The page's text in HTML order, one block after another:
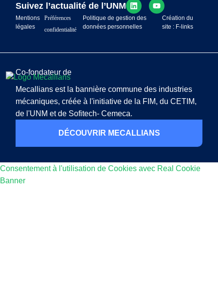
Suivez l’actualité de l’UNM
Mentions
légales
Préférences
confidentialité
Politique de gestion des
données personnelles
Création du
site : F-links
Co-fondateur de
Mecallians est la bannière commune des industries
mécaniques, créée à l'initiative de la FIM, du CETIM,
de l'UNM et de Sofitech- Cemeca.
DÉCOUVRIR MECALLIANS
Consentement à l'utilisation de Cookies avec Real Cookie
Banner